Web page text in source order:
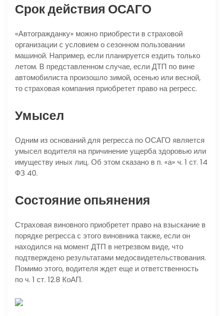
Срок действия ОСАГО
«Автогражданку» можно приобрести в страховой
организации с условием о сезонном пользовании
машиной. Например, если планируется ездить только
летом. В представленном случае, если ДТП по вине
автомобилиста произошло зимой, осенью или весной,
то страховая компания приобретет право на регресс.
Умысел
Одним из оснований для регресса по ОСАГО является
умысел водителя на причинение ущерба здоровью или
имуществу иных лиц. Об этом сказано в п. «а» ч. 1 ст. 14
ФЗ 40.
Состояние опьянения
Страховая виновного приобретет право на взыскание в
порядке регресса с этого виновника также, если он
находился на момент ДТП в нетрезвом виде, что
подтверждено результатами медосвидетельствования.
Помимо этого, водителя ждет еще и ответственность
по ч. 1 ст. 12.8 КоАП.